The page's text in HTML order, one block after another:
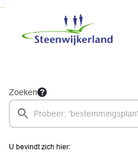
Ga naar de inhoud van deze pagina
Zoeken
U bevindt zich hier: